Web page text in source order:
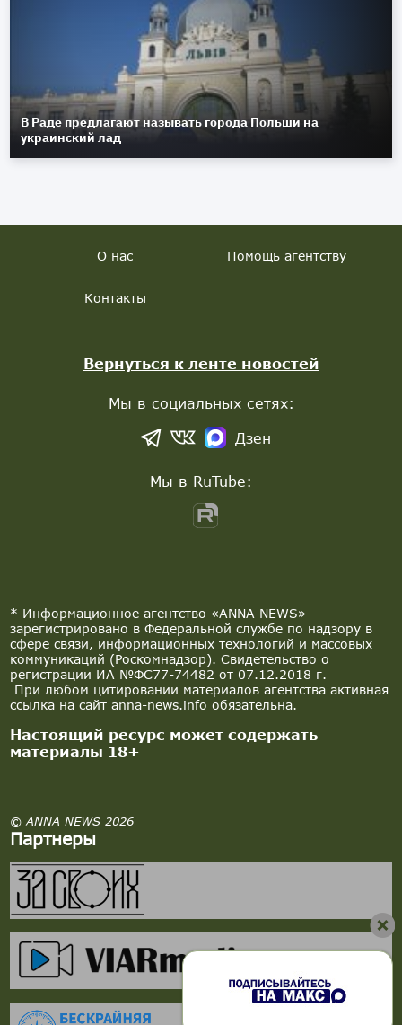
В Раде предлагают называть города Польши на
украинский лад
* Информационное агентство «ANNA NEWS»
зарегистрировано в Федеральной службе по надзору в
сфере связи, информационных технологий и массовых
коммуникаций (Роскомнадзор). Свидетельство о
регистрации ИА №ФС77-74482 от 07.12.2018 г.
При любом цитировании материалов агентства активная
ссылка на сайт anna-news.info обязательна.
Настоящий ресурс может содержать
материалы 18+
© ANNA NEWS 2026
Партнеры
О нас Помощь агентству
Контакты
Вернуться к ленте новостей
Мы в социальных сетях:
Дзен
Мы в RuTube: